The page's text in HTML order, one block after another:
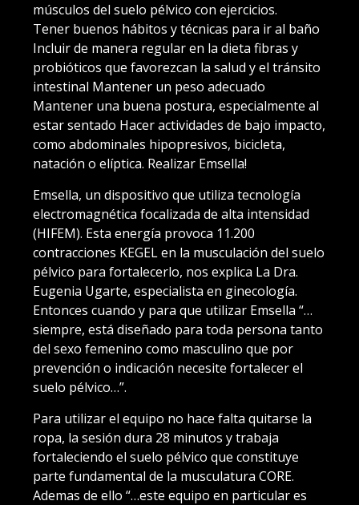
músculos del suelo pélvico con ejercicios.
Tener buenos hábitos y técnicas para ir al baño
Incluir de manera regular en la dieta fibras y
probióticos que favorezcan la salud y el tránsito
intestinal Mantener un peso adecuado
Mantener una buena postura, especialmente al
estar sentado Hacer actividades de bajo impacto,
como abdominales hipopresivos, bicicleta,
natación o elíptica. Realizar Emsella!
Emsella, un dispositivo que utiliza tecnología
electromagnética focalizada de alta intensidad
(HIFEM). Esta energía provoca 11.200
contracciones KEGEL en la musculación del suelo
pélvico para fortalecerlo, nos explica La Dra.
Eugenia Ugarte, especialista en ginecología.
Entonces cuando y para que utilizar Emsella “…
siempre, está diseñado para toda persona tanto
del sexo femenino como masculino que por
prevención o indicación necesite fortalecer el
suelo pélvico…”.
Para utilizar el equipo no hace falta quitarse la
ropa, la sesión dura 28 minutos y trabaja
fortaleciendo el suelo pélvico que constituye
parte fundamental de la musculatura CORE.
Ademas de ello “…este equipo en particular es